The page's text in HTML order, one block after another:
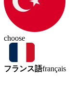
choose
フランス語français